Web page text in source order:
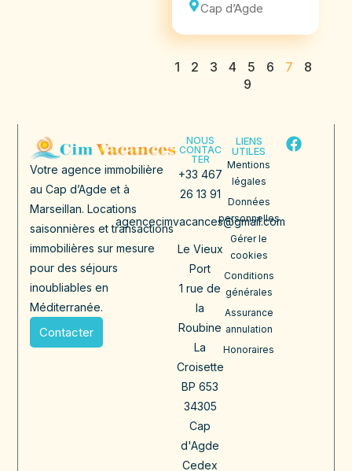
Cap d’Agde
1 2 3 4 5 6 7
8
9
Votre agence immobilière
au Cap d’Agde et à
Marseillan. Locations
saisonnières et transactions
immobilières sur mesure
pour des séjours
inoubliables en
Méditerranée.
Contacter
NOUS
CONTAC
TER
+33 467
26 13 91
agencecimvacances@gmail.com
Le Vieux
Port
1 rue de
la
Roubine
La
Croisette
BP 653
34305
Cap
d'Agde
Cedex
LIENS
UTILES
Mentions
légales
Données
personnelles
Gérer le
cookies
Conditions
générales
Assurance
annulation
Honoraires